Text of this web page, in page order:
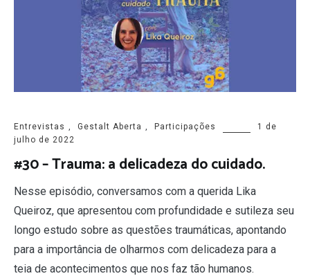
Entrevistas Gestalt Aberta Participações
1 de
julho de 2022
#30 – Trauma: a delicadeza do cuidado.
Nesse episódio, conversamos com a querida Lika
Queiroz, que apresentou com profundidade e sutileza seu
longo estudo sobre as questões traumáticas, apontando
para a importância de olharmos com delicadeza para a
teia de acontecimentos que nos faz tão humanos.